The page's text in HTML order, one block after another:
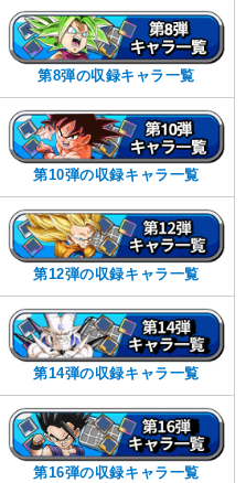
第8弾の収録キャラ一覧
第10弾の収録キャラ一覧
第12弾の収録キャラ一覧
第14弾の収録キャラ一覧
第16弾の収録キャラ一覧